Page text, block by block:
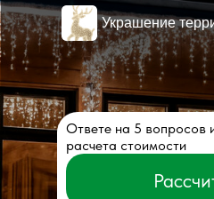
Украшение
Ответе на 5 вопросов
расчета стоимости